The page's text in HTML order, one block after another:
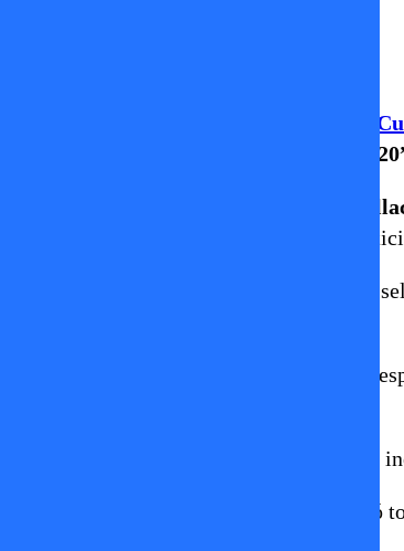
Amiga Date
“40 ó
Andrea
reality de competencia, pero terminó
Joche, gracias a su carisma y actitud, fue
Sin embargo, la conexión no fluyó como
A mitad del programa, se produjo un giro
Fue entonces cuando Joche Bibbo